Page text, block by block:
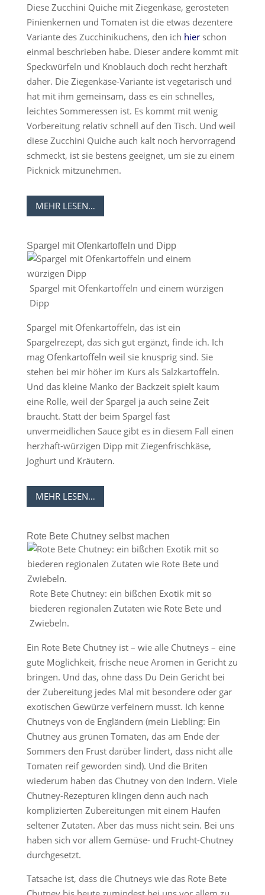
Diese Zucchini Quiche mit Ziegenkäse, gerösteten
Pinienkernen und Tomaten ist die etwas dezentere
Variante des Zucchinikuchens, den ich hierschon
einmal beschrieben habe. Dieser andere kommt mit
Speckwürfeln und Knoblauch doch recht herzhaft
daher. Die Ziegenkäse-Variante ist vegetarisch und
hat mit ihm gemeinsam, dass es ein schnelles,
leichtes Sommeressen ist. Es kommt mit wenig
Vorbereitung relativ schnell auf den Tisch. Und weil
diese Zucchini Quiche auch kalt noch hervorragend
schmeckt, ist sie bestens geeignet, um sie zu einem
Picknick mitzunehmen.
MEHR LESEN…
Spargel mit Ofenkartoffeln und Dipp
Spargel mit Ofenkartoffeln und einem würzigen
Dipp
Spargel mit Ofenkartoffeln, das ist ein
Spargelrezept, das sich gut ergänzt, finde ich. Ich
mag Ofenkartoffeln weil sie knusprig sind. Sie
stehen bei mir höher im Kurs als Salzkartoffeln.
Und das kleine Manko der Backzeit spielt kaum
eine Rolle, weil der Spargel ja auch seine Zeit
braucht. Statt der beim Spargel fast
unvermeidlichen Sauce gibt es in diesem Fall einen
herzhaft-würzigen Dipp mit Ziegenfrischkäse,
Joghurt und Kräutern.
MEHR LESEN…
Rote Bete Chutney selbst machen
Rote Bete Chutney: ein bißchen Exotik mit so
biederen regionalen Zutaten wie Rote Bete und
Zwiebeln.
Ein Rote Bete Chutney ist – wie alle Chutneys – eine
gute Möglichkeit, frische neue Aromen in Gericht zu
bringen. Und das, ohne dass Du Dein Gericht bei
der Zubereitung jedes Mal mit besondere oder gar
exotischen Gewürze verfeinern musst. Ich kenne
Chutneys von de Engländern (mein Liebling: Ein
Chutney aus grünen Tomaten, das am Ende der
Sommers den Frust darüber lindert, dass nicht alle
Tomaten reif geworden sind). Und die Briten
wiederum haben das Chutney von den Indern. Viele
Chutney-Rezepturen klingen denn auch nach
komplizierten Zubereitungen mit einem Haufen
seltener Zutaten. Aber das muss nicht sein. Bei uns
haben sich vor allem Gemüse- und Frucht-Chutney
durchgesetzt.
Tatsache ist, dass die Chutneys wie das Rote Bete